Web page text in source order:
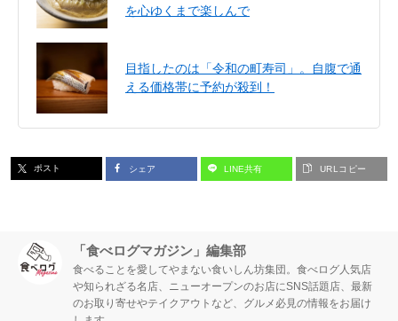
を心ゆくまで楽しんで
目指したのは「令和の町寿司」。自腹で通
える価格帯に予約が殺到！
ポスト シェア LINE共有 URLコピー
「食べログマガジン」編集部
食べることを愛してやまない食いしん坊集団。食べログ人気店
や知られざる名店、ニューオープンのお店にSNS話題店、最新
のお取り寄せやテイクアウトなど、グルメ必見の情報をお届け